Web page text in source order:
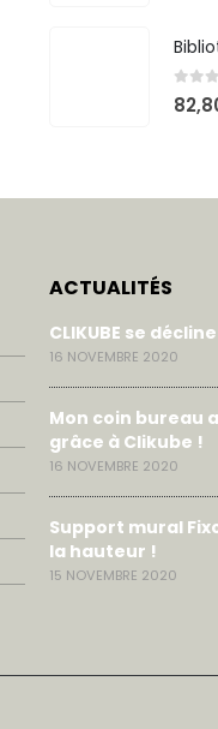
0out
ACTUALITÉS
CLIKUBE se
16 NOVEMBRE 2020
Mon coin bureau
grâce à Clikube !
16 NOVEMBRE 2020
Support mural
la hauteur !
15 NOVEMBRE 2020